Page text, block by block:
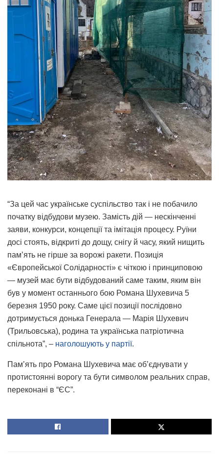
“За цей час українське суспільство так і не побачило
початку відбудови музею. Замість дій — нескінченні
заяви, конкурси, концепції та імітація процесу. Руїни
досі стоять, відкриті до дощу, снігу й часу, який нищить
памʼять не гірше за ворожі ракети. Позиція
«Європейської Солідарності» є чіткою і принциповою
— музей має бути відбудований саме таким, яким він
був у момент останнього бою Романа Шухевича 5
березня 1950 року. Саме цієї позиції послідовно
дотримується донька Генерала — Марія Шухевич
(Трильовська), родина та українська патріотична
спільнота”, – наголошують у партії.
Памʼять про Романа Шухевича має об’єднувати у
протистоянні ворогу та бути символом реальних справ,
переконані в “ЄС”.